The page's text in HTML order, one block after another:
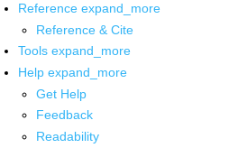
Reference expand_more
Reference & Cite
Tools expand_more
Help expand_more
Get Help
Feedback
Readability